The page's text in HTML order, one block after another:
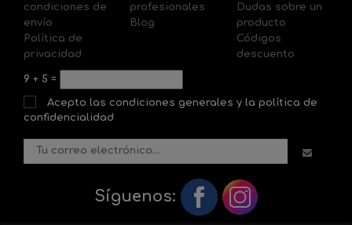
condiciones de
envío
Política de
privacidad
profesionales
Blog
Dudas sobre un
producto
Códigos
descuento
9 + 5 =
Acepto las condiciones generales y la política de
confidencialidad
Síguenos: